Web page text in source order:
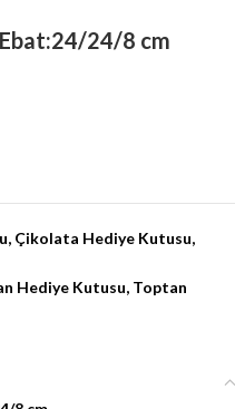
24/8 cm
, Çikolata Hediye Kutusu,
Hediye Kutusu, Toptan